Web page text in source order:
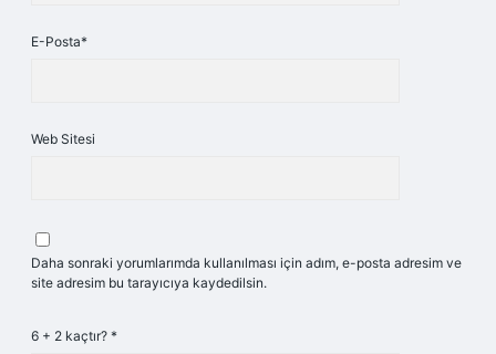
E-Posta*
Web Sitesi
Daha sonraki yorumlarımda kullanılması için adım, e-posta adresim ve
site adresim bu tarayıcıya kaydedilsin.
6 + 2 kaçtır? *